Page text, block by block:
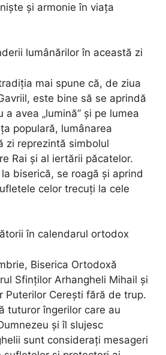
și armonie în viața
lumânărilor în această zi
mai spune că, de ziua
este bine să se aprindă
a avea „lumină” și pe lumea
populară, lumânarea
zi reprezintă simbolul
Rai și al iertării păcatelor.
biserică, se roagă și aprind
celor trecuți la cele
în calendarul ortodox
Biserica Ortodoxă
Sfinților Arhangheli Mihail și
Puterilor Cerești fără de trup.
tuturor îngerilor care au
și îl slujesc
sunt considerați mesageri